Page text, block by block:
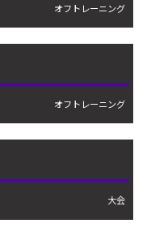
オフトレーニング
オフトレーニング
大会